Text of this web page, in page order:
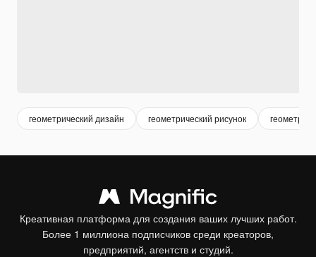
геометрический дизайн геометрический рисунок
Креативная платформа для создания ваших лучших работ.
Более 1 миллиона подписчиков среди креаторов,
предприятий, агентств и студий.